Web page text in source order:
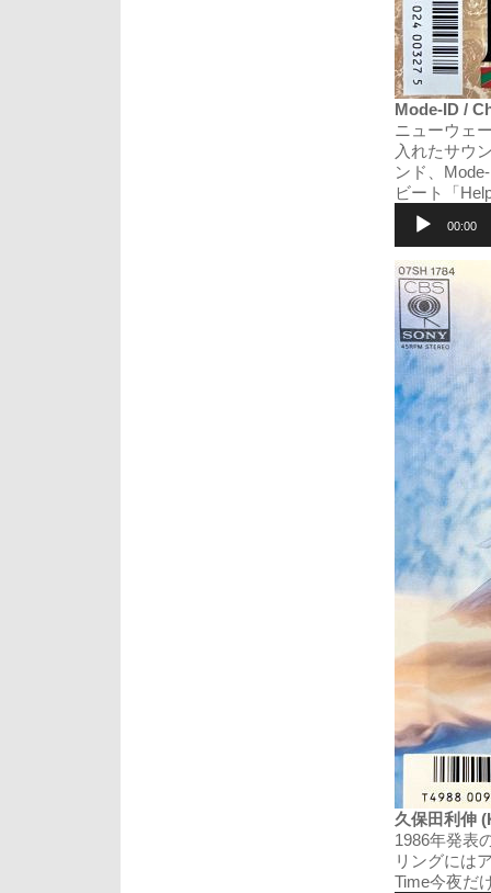
Mode-ID /
ニューウェ
入れたサウ
ンド、
ビート「
プ
レ
ー
ヤ
ー
00:00
久保田利伸
1986年発表
リングには
Time今夜だ